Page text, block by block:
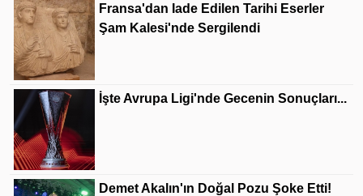
Fransa'dan Iade Edilen Tarihi Eserler
Şam Kalesi'nde Sergilendi
İşte Avrupa Ligi'nde Gecenin Sonuçları...
Demet Akalın'ın Doğal Pozu Şoke Etti!